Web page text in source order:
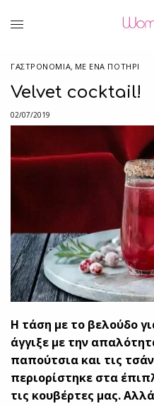
ΓΑΣΤΡΟΝΟΜΙΑ, ΜΕ ΈΝΑ ΠΟΤΉΡΙ
Velvet cocktail!
02/07/2019
Η τάση με το βελούδο
άγγιξε με την
παπούτσια και τις
περιορίστηκε στα
τις κουβέρτες μας.